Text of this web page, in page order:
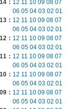
： 12 11 10 09 08 07
06 05 04 03 02 01
： 12 11 10 09 08 07
06 05 04 03 02 01
： 12 11 10 09 08 07
06 05 04 03 02 01
： 12 11 10 09 08 07
06 05 04 03 02 01
： 12 11 10 09 08 07
06 05 04 03 02 01
： 12 11 10 09 08 07
06 05 04 03 02 01